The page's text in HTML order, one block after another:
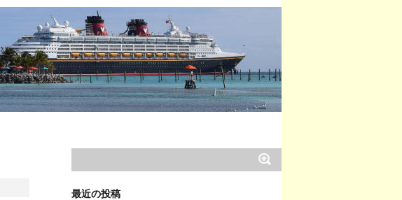
最近の投稿